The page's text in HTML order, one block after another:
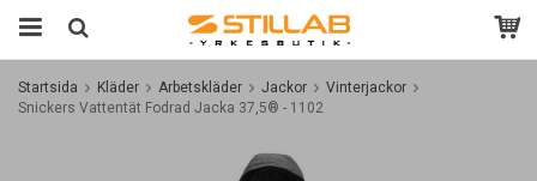
Startsida Kläder Arbetskläder Jackor
Vinterjackor
Snickers Vattentät Fodrad Jacka 37,5® - 1102